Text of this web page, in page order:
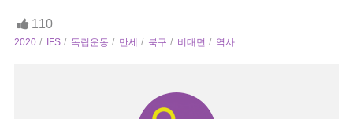
110
2020 IFS 독립운동 만세 북구 비대면 역사